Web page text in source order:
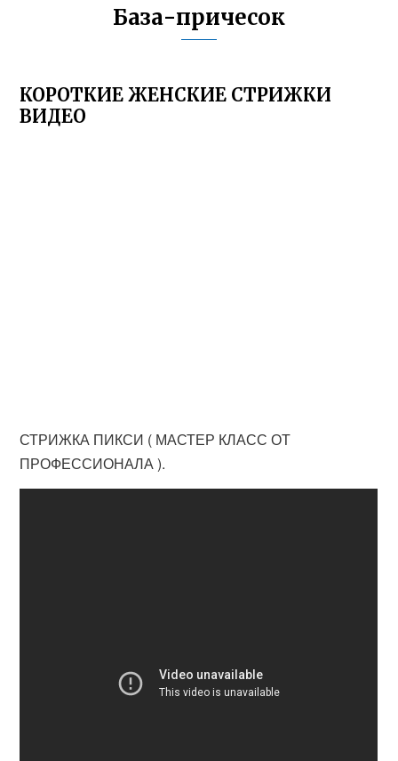
База-причесок
КОРОТКИЕ ЖЕНСКИЕ СТРИЖКИ
ВИДЕО
СТРИЖКА ПИКСИ ( МАСТЕР КЛАСС ОТ
ПРОФЕССИОНАЛА ).